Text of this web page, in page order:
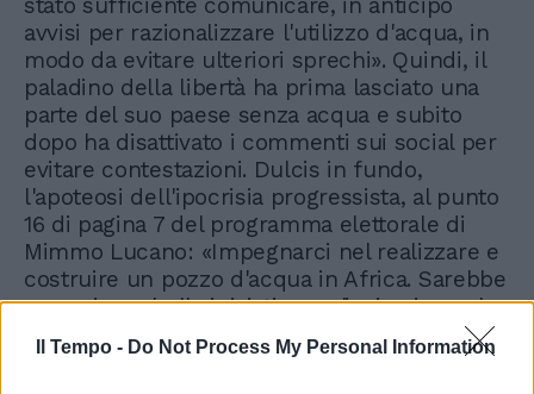
Il Tempo - Do Not Process My Personal Information
stato sufficiente comunicare, in anticipo
avvisi per razionalizzare l'utilizzo d'acqua, in
modo da evitare ulteriori sprechi». Quindi, il
paladino della libertà ha prima lasciato una
parte del suo paese senza acqua e subito
dopo ha disattivato i commenti sui social per
evitare contestazioni. Dulcis in fundo,
l'apoteosi dell'ipocrisia progressista, al punto
16 di pagina 7 del programma elettorale di
Mimmo Lucano: «Impegnarci nel realizzare e
costruire un pozzo d'acqua in Africa. Sarebbe
per noi una bella iniziativa, un'ispirazione che
ci viene da Padre Alex Zanotelli, un
missionario comboniano, che abbiamo avuto